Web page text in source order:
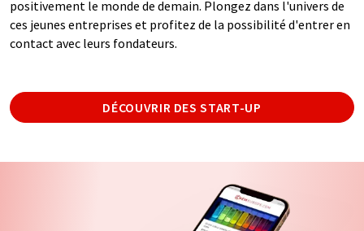
positivement le monde de demain. Plongez dans l'univers de
ces jeunes entreprises et profitez de la possibilité d'entrer en
contact avec leurs fondateurs.
DÉCOUVRIR DES START-UP